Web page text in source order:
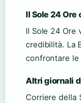
Il Sole 24
Il Sole 24 Ore
credibilità. La
confrontare
Altri giornali
Corriere della